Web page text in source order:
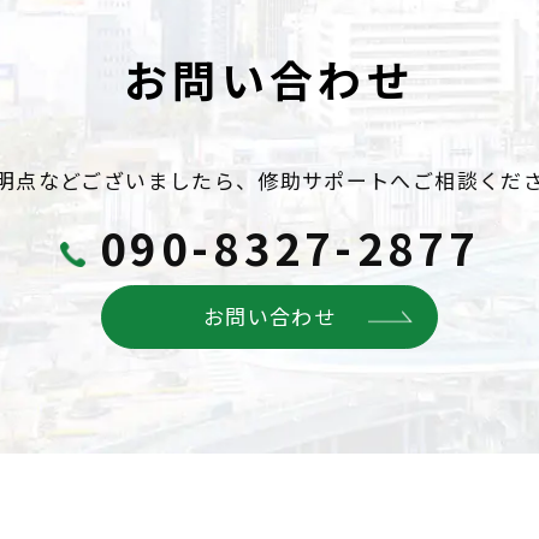
お問い合わせ
点などございましたら、修助サポートへご相談くだ
090-8327-2877
お問い合わせ